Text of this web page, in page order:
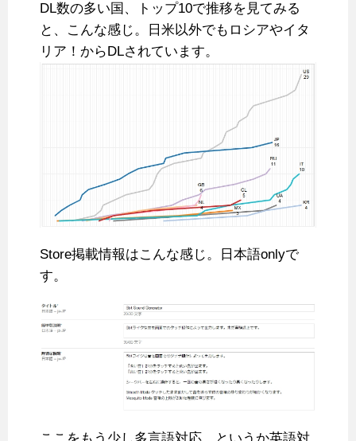
DL数の多い国、トップ10で推移を見てみる
と、こんな感じ。日米以外でもロシアやイタ
リア！からDLされています。
Store掲載情報はこんな感じ。日本語onlyで
す。